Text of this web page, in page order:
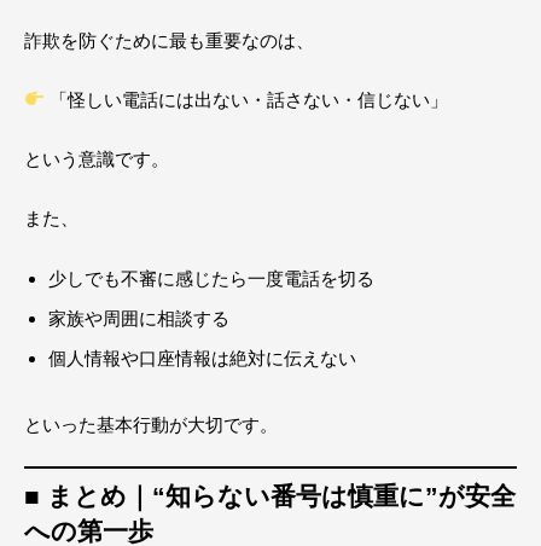
詐欺を防ぐために最も重要なのは、
「怪しい電話には出ない・話さない・信じない」
という意識です。
また、
少しでも不審に感じたら一度電話を切る
家族や周囲に相談する
個人情報や口座情報は絶対に伝えない
といった基本行動が大切です。
■ まとめ｜“知らない番号は慎重に”が安全
への第一歩